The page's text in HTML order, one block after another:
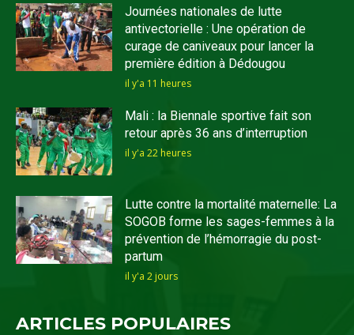
Journées nationales de lutte
antivectorielle : Une opération de
curage de caniveaux pour lancer la
première édition à Dédougou
il y'a 11 heures
Mali : la Biennale sportive fait son
retour après 36 ans d’interruption
il y'a 22 heures
Lutte contre la mortalité maternelle: La
SOGOB forme les sages-femmes à la
prévention de l’hémorragie du post-
partum
il y'a 2 jours
ARTICLES POPULAIRES